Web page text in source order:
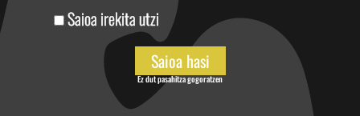
Saioa irekita utzi
Ez dut pasahitza gogoratzen